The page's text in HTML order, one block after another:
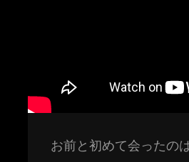
お前と初めて会ったの